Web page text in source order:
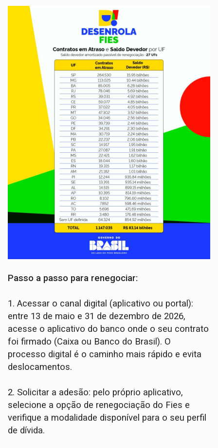
Passo a passo para renegociar:
1. Acessar o canal digital (aplicativo ou portal):
entre 13 de maio e 31 de dezembro de 2026,
acesse o aplicativo do banco onde o seu contrato
foi firmado (Caixa ou Banco do Brasil). O
processo digital é o caminho mais rápido e evita
deslocamentos.
2. Solicitar a adesão: pelo próprio aplicativo,
selecione a opção de renegociação do Fies e
verifique a modalidade disponível para o seu perfil
de dívida.